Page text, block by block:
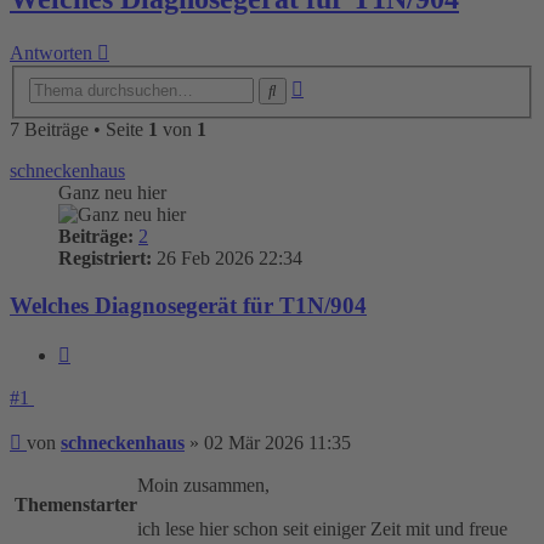
Antworten
7 Beiträge • Seite 1 von 1
schneckenhaus
Ganz neu hier
Beiträge: 2
Registriert: 26 Feb 2026 22:34
Welches Diagnosegerät für T1N/904
#1
Beitrag
von schneckenhaus » 02 Mär 2026 11:35
Themenstarter
Moin zusammen,
ich lese hier schon seit einiger Zeit mit und freue